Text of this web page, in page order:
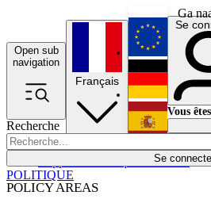
Ga
Open sub
navigation
Recherche
Se
POLICY AREAS
Économie
Français
English
Deutsch
Español
Se
Vous
POLITIQUE